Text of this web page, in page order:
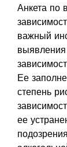
Анкета по
важный
выявления
Ее
степень
ее